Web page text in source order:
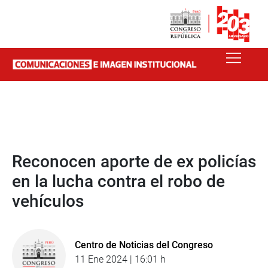
Reconocen aporte de ex policías
en la lucha contra el robo de
vehículos
Centro de Noticias del Congreso
11 Ene 2024 | 16:01 h